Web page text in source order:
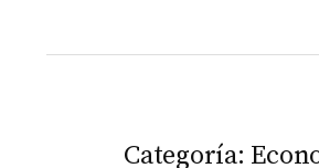
Categoría: